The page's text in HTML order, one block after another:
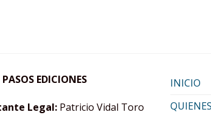
EDICIONES
Legal: Patricio Vidal Toro
INICIO